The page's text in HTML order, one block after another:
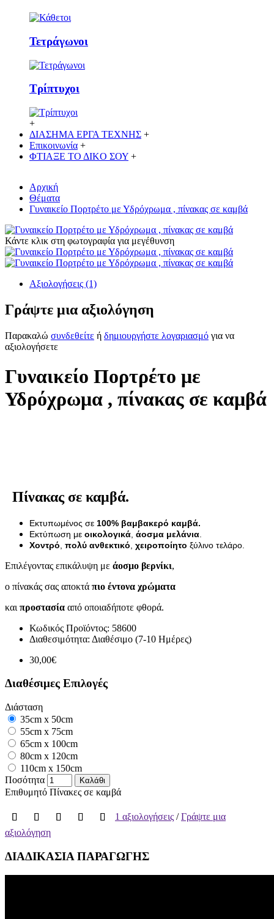
Τετράγωνοι
Τρίπτυχοι
+
ΔΙΑΣΗΜΑ ΕΡΓΑ ΤΕΧΝΗΣ +
Επικοινωνία +
ΦΤΙΑΞΕ ΤΟ ΔΙΚO ΣΟΥ +
Αρχική
Θέματα
Γυναικείο Πορτρέτο με Υδρόχρωμα , πίνακας σε καμβά
Κάντε κλικ στη φωτογραφία για μεγέθυνση
Αξιολογήσεις (1)
Γράψτε μια αξιολόγηση
Παρακαλώ συνδεθείτε ή δημιουργήστε λογαριασμό για να
αξιολογήσετε
Γυναικείο Πορτρέτο με
Υδρόχρωμα , πίνακας σε καμβά
Πίνακας σε καμβά.
Εκτυπωμένος σε 100% βαμβακερό καμβά.
Εκτύπωση με οικολογικά άοσμα μελάνια
Χοντρό πολύ ανθεκτικό χειροποίητο ξύλινο τελάρο.
Επιλέγοντας επικάλυψη με άοσμο βερνίκι,
ο πίνακάς σας αποκτά πιο έντονα χρώματα
και προστασία από οποιαδήποτε φθορά.
Κωδικός Προϊόντος: 58600
Διαθεσιμότητα: Διαθέσιμο (7-10 Ημέρες)
30,00€
Διαθέσιμες Επιλογές
Διάσταση
35cm x 50cm
55cm x 75cm
65cm x 100cm
80cm x 120cm
110cm x 150cm
Ποσότητα
Καλάθι
Επιθυμητό Πίνακες σε καμβά
1 αξιολογήσεις /Γράψτε μια
αξιολόγηση
ΔΙΑΔΙΚΑΣΙΑ ΠΑΡΑΓΩΓΗΣ